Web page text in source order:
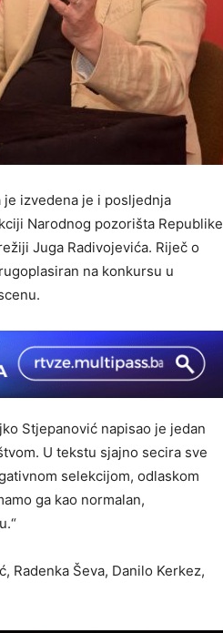
je izvedena je i posljednja
Narodnog pozorišta Republike
Juga Radivojevića. Riječ o
na konkursu u
Stjepanović napisao je jedan
U tekstu sjajno secira sve
selekcijom, odlaskom
ga kao normalan,
Radenka Ševa, Danilo Kerkez,